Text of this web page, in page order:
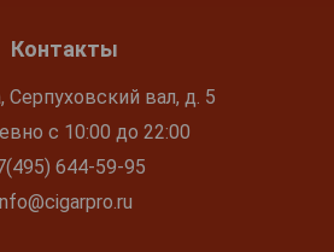
Контакты
Серпуховский вал, д. 5
с 10:00 до 22:00
644-59-95